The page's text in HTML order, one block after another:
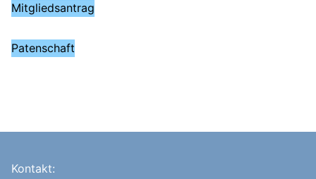
Mitgliedsantrag
Patenschaft
Kontakt: